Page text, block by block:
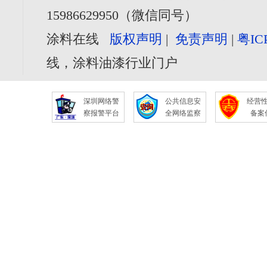
15986629950（微信同号）
涂料在线 版权声明 | 免责声明 |粤
线，涂料油漆行业门户
深圳网络警
察报警平台
公共信息安
全网络监察
经营
备案